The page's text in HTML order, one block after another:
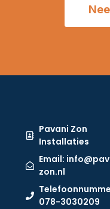
Pavani Zon
Installaties
Email:
zon.nl
078-3030209